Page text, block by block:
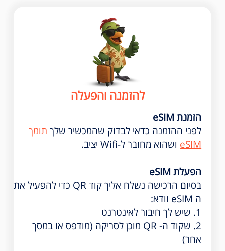
להזמנה והפעלה
הזמנת eSIM
לפני ההזמנה כדאי לבדוק שהמכשיר שלך תומך
eSIM ושהוא מחובר ל-Wifi יציב.
הפעלת eSIM
בסיום הרכישה נשלח אליך קוד QR כדי להפעיל את
ה eSIM וודא:
1. שיש לך חיבור לאינטרנט
2. שקוד ה- QR מוכן לסריקה (מודפס או במסך
אחר)